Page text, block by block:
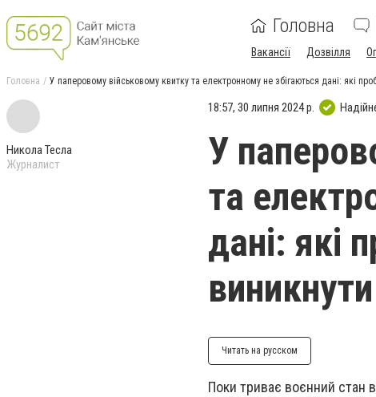
Головна
Вакансії Дозвілля
Головна У паперовому військовому квитку та електронному не збігаються дані: які
Никола Тесла
Журналист
18:57, 30 липня 2024 р.
У
та
дані: які
Читать на русском
Поки триває воєнний стан